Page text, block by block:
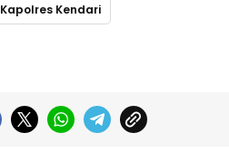
Kapolres Kendari